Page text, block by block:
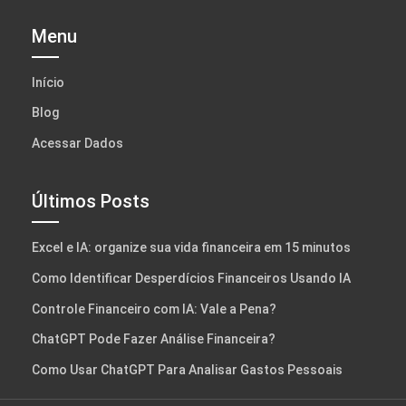
Menu
Início
Blog
Acessar Dados
Últimos Posts
Excel e IA: organize sua vida financeira em 15 minutos
Como Identificar Desperdícios Financeiros Usando IA
Controle Financeiro com IA: Vale a Pena?
ChatGPT Pode Fazer Análise Financeira?
Como Usar ChatGPT Para Analisar Gastos Pessoais